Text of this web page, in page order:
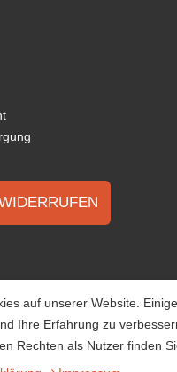
auf unserer Website.
Ihre Erfahrung zu
Rechten als Nutzer finden